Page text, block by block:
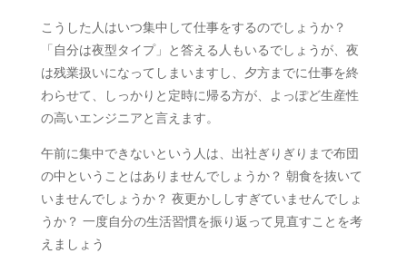
こうした人はいつ集中して仕事をするのでしょうか？
「自分は夜型タイプ」と答える人もいるでしょうが、夜
は残業扱いになってしまいますし、夕方までに仕事を終
わらせて、しっかりと定時に帰る方が、よっぽど生産性
の高いエンジニアと言えます。
午前に集中できないという人は、出社ぎりぎりまで布団
の中ということはありませんでしょうか？ 朝食を抜いて
いませんでしょうか？ 夜更かししすぎていませんでしょ
うか？ 一度自分の生活習慣を振り返って見直すことを考
えましょう